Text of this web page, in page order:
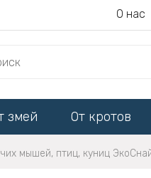
О нас
змей От кротов
мышей, птиц, куниц